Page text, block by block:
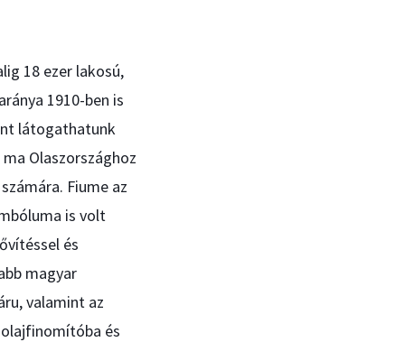
18 ezer lakosú,
1910-ben is
látogathatunk
Olaszországhoz
Fiume az
is volt
és
magyar
valamint az
és